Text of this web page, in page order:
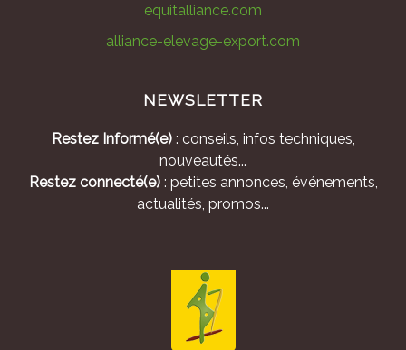
equitalliance.com
alliance-elevage-export.com
NEWSLETTER
Restez Informé(e): conseils, infos techniques,
nouveautés...
Restez connecté(e): petites annonces, événements,
actualités, promos...